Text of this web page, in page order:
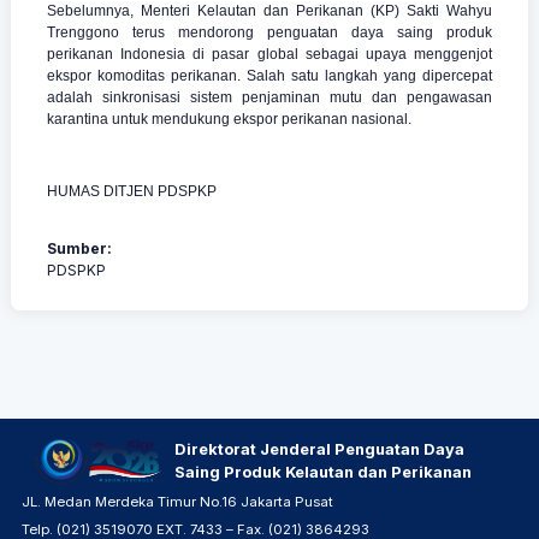
Sebelumnya, Menteri Kelautan dan Perikanan (KP) Sakti Wahyu
Trenggono terus mendorong penguatan daya saing produk
perikanan Indonesia di pasar global sebagai upaya menggenjot
ekspor komoditas perikanan. Salah satu langkah yang dipercepat
adalah sinkronisasi sistem penjaminan mutu dan pengawasan
karantina untuk mendukung ekspor perikanan nasional.
HUMAS DITJEN PDSPKP
Sumber:
PDSPKP
Direktorat Jenderal Penguatan Daya
Saing Produk Kelautan dan Perikanan
JL. Medan Merdeka Timur No.16 Jakarta Pusat
Telp. (021) 3519070 EXT. 7433 – Fax. (021) 3864293